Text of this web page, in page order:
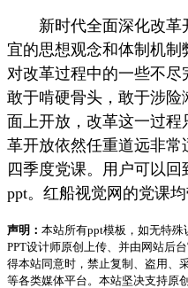
新时代全面深化改
宜的思想观念和体制机制
对改革过程中的一些不
敢于啃硬骨头，敢于涉
面上开放，改革这一过
革开放依然任重道远非常
四季度党课。用户可以
ppt。红船视觉网的党课
声明： 本站所有ppt模板，如无特
PPT设计师原创上传、并由网站后
得本站同意时，禁止复制、盗用、
等各类媒体平台。本站坚决支持原